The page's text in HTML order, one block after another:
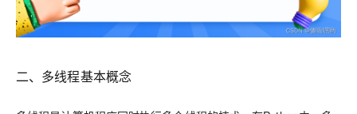
二、多线程基本概念